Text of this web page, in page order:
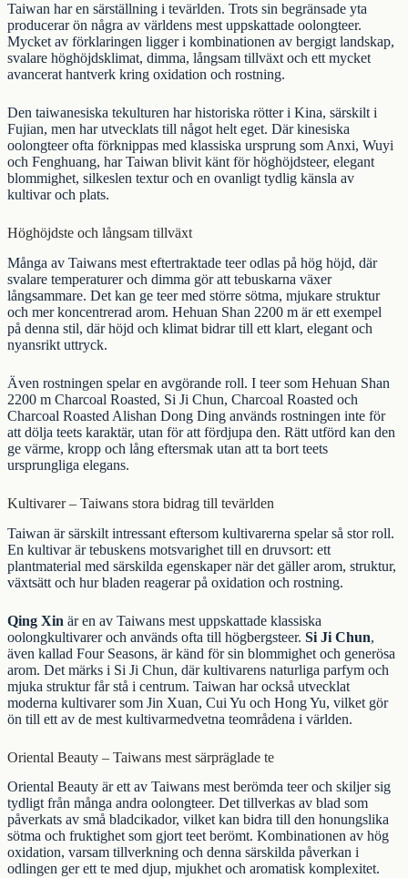
Taiwan har en särställning i tevärlden. Trots sin begränsade yta
producerar ön några av världens mest uppskattade oolongteer.
Mycket av förklaringen ligger i kombinationen av bergigt landskap,
svalare höghöjdsklimat, dimma, långsam tillväxt och ett mycket
avancerat hantverk kring oxidation och rostning.
Den taiwanesiska tekulturen har historiska rötter i Kina, särskilt i
Fujian, men har utvecklats till något helt eget. Där kinesiska
oolongteer ofta förknippas med klassiska ursprung som Anxi, Wuyi
och Fenghuang, har Taiwan blivit känt för höghöjdsteer, elegant
blommighet, silkeslen textur och en ovanligt tydlig känsla av
kultivar och plats.
Höghöjdste och långsam tillväxt
Många av Taiwans mest eftertraktade teer odlas på hög höjd, där
svalare temperaturer och dimma gör att tebuskarna växer
långsammare. Det kan ge teer med större sötma, mjukare struktur
och mer koncentrerad arom. Hehuan Shan 2200 m är ett exempel
på denna stil, där höjd och klimat bidrar till ett klart, elegant och
nyansrikt uttryck.
Även rostningen spelar en avgörande roll. I teer som Hehuan Shan
2200 m Charcoal Roasted, Si Ji Chun, Charcoal Roasted och
Charcoal Roasted Alishan Dong Ding används rostningen inte för
att dölja teets karaktär, utan för att fördjupa den. Rätt utförd kan den
ge värme, kropp och lång eftersmak utan att ta bort teets
ursprungliga elegans.
Kultivarer – Taiwans stora bidrag till tevärlden
Taiwan är särskilt intressant eftersom kultivarerna spelar så stor roll.
En kultivar är tebuskens motsvarighet till en druvsort: ett
plantmaterial med särskilda egenskaper när det gäller arom, struktur,
växtsätt och hur bladen reagerar på oxidation och rostning.
Qing Xin är en av Taiwans mest uppskattade klassiska
oolongkultivarer och används ofta till högbergsteer. Si Ji Chun,
även kallad Four Seasons, är känd för sin blommighet och generösa
arom. Det märks i Si Ji Chun, där kultivarens naturliga parfym och
mjuka struktur får stå i centrum. Taiwan har också utvecklat
moderna kultivarer som Jin Xuan, Cui Yu och Hong Yu, vilket gör
ön till ett av de mest kultivarmedvetna teområdena i världen.
Oriental Beauty – Taiwans mest särpräglade te
Oriental Beauty är ett av Taiwans mest berömda teer och skiljer sig
tydligt från många andra oolongteer. Det tillverkas av blad som
påverkats av små bladcikador, vilket kan bidra till den honungslika
sötma och fruktighet som gjort teet berömt. Kombinationen av hög
oxidation, varsam tillverkning och denna särskilda påverkan i
odlingen ger ett te med djup, mjukhet och aromatisk komplexitet.